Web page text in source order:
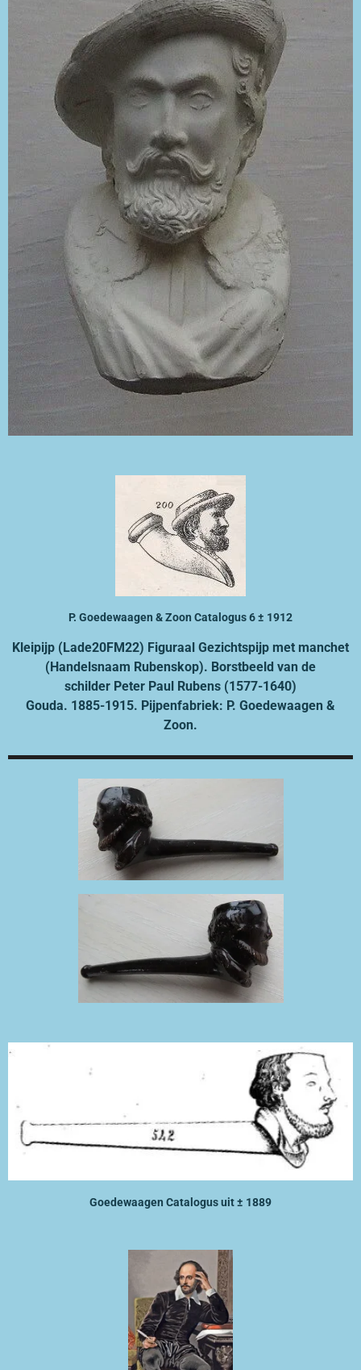
P. Goedewaagen & Zoon Catalogus 6 ± 1912
Kleipijp (Lade20FM22) Figuraal Gezichtspijp met manchet
(Handelsnaam Rubenskop). Borstbeeld van de
schilder Peter Paul Rubens (1577-1640)
Gouda. 1885-1915. Pijpenfabriek: P. Goedewaagen &
Zoon.
Goedewaagen Catalogus uit ± 1889